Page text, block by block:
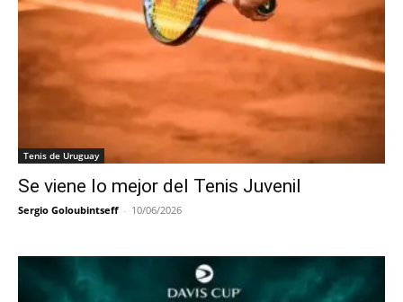
Tenis de Uruguay
Se viene lo mejor del Tenis Juvenil
Sergio Goloubintseff - 10/06/2026